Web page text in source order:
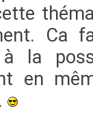
Ca
la
en